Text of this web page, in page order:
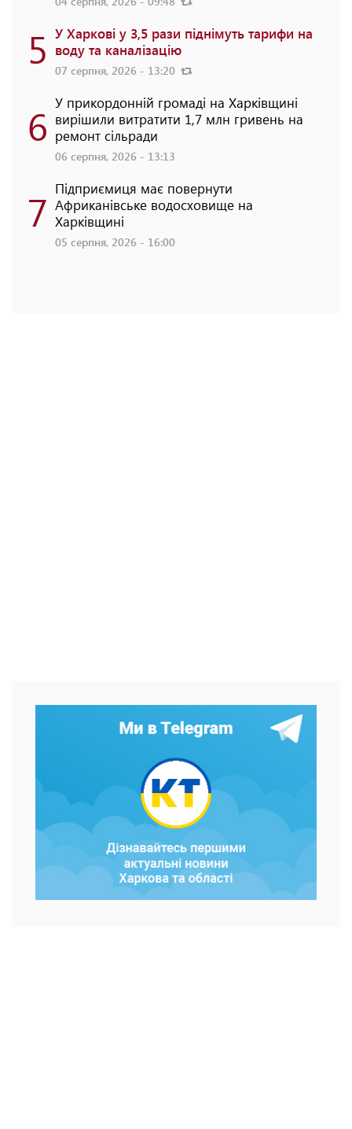
5 У Харкові у 3,5 рази піднімуть тарифи на
воду та каналізацію
07 серпня, 2026 - 13:20
6 У прикордонній громаді на Харківщині
вирішили витратити 1,7 млн гривень на
ремонт сільради
06 серпня, 2026 - 13:13
7 Підприємиця має повернути
Африканівське водосховище на
Харківщині
05 серпня, 2026 - 16:00